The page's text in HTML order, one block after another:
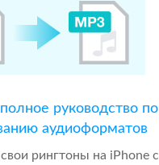
руководство по
аудиоформатов
рингтоны на iPhone с